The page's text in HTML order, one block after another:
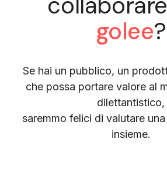
golee?
Se hai un pubblico, un
che possa portare valore al
dilettantistico,
saremmo felici di valutare
insieme.